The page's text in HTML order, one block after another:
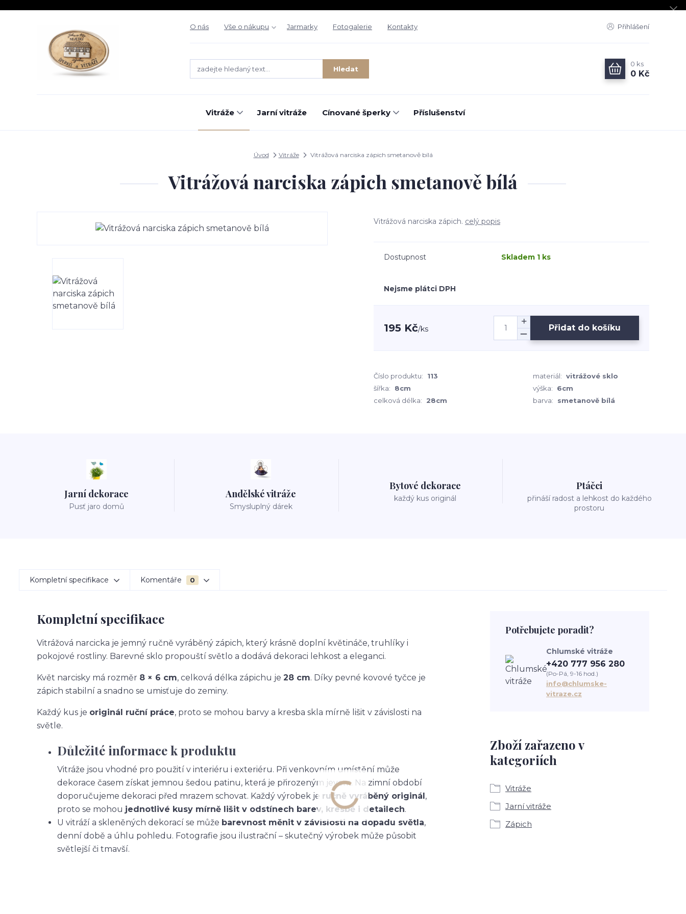
O nás Vše o nákupu Jarmarky Fotogalerie Kontakty Přihlášení
Hledat
0 ks
0 Kč
Vitráže Jarní vitráže Cínované šperky Příslušenství
Úvod Vitráže Vitrážová narciska zápich smetanově bílá
Vitrážová narciska zápich smetanově bílá
Vitrážová narciska zápich. celý popis
Dostupnost Skladem 1 ks
Nejsme plátci DPH
195 Kč/ks Přidat do košíku
Číslo produktu: 113 materiál: vitrážové sklo
šířka:
8cm výška:
6cm
celková délka:
28cm barva: smetanově bílá
Jarní dekorace
Pusť jaro domů
Andělské vitráže
Smysluplný dárek
Bytové dekorace
každý kus originál
Ptáčci
přináší radost a lehkost do každého
prostoru
Kompletní specifikace Komentáře 0
Kompletní specifikace
Vitrážová narcicka je jemný ručně vyráběný zápich, který krásně doplní květináče, truhlíky i
pokojové rostliny. Barevné sklo propouští světlo a dodává dekoraci lehkost a eleganci.
Květ narcisky má rozměr 8 × 6 cm, celková délka zápichu je 28 cm. Díky pevné kovové tyčce je
zápich stabilní a snadno se umisťuje do zeminy.
Každý kus je originál ruční práce, proto se mohou barvy a kresba skla mírně lišit v závislosti na
světle.
Důležité informace k produktu
Vitráže jsou vhodné pro použití v interiéru i exteriéru. Při venkovním umístění může
dekorace časem získat jemnou šedou patinu, která je přirozeným jevem. Na zimní období
doporučujeme dekoraci před mrazem schovat. Každý výrobek je ručně vyráběný originál,
proto se mohou jednotlivé kusy mírně lišit v odstínech barev, kresbě i detailech.
U vitráží a skleněných dekorací se může barevnost měnit v závislosti na dopadu světla,
denní době a úhlu pohledu. Fotografie jsou ilustrační – skutečný výrobek může působit
světlejší či tmavší.
Zboží zařazeno v
kategoriích
Vitráže
Jarní vitráže
Zápich
Potřebujete poradit?
Chlumské vitráže
+420 777 956 280
(Po-Pá, 9-16 hod.)
info@chlumske-
vitraze.cz